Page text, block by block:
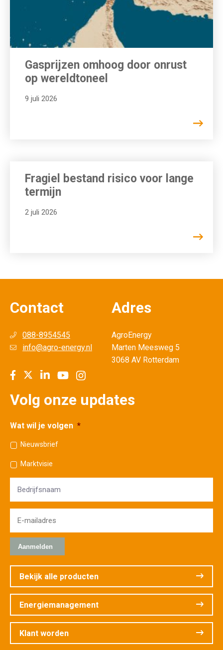
Gasprijzen omhoog door onrust
op wereldtoneel
9 juli 2026
Fragiel bestand risico voor lange
termijn
2 juli 2026
Contact
088-8954545
info@agro-energy.nl
Adres
AgroEnergy
Marten Meesweg 5
3068 AV Rotterdam
Volg onze updates
Wat wil je volgen *
Nieuwsbrief
Marktvisie
mailadres *
Bekijk alle producten
Energiemanagement
Klant worden